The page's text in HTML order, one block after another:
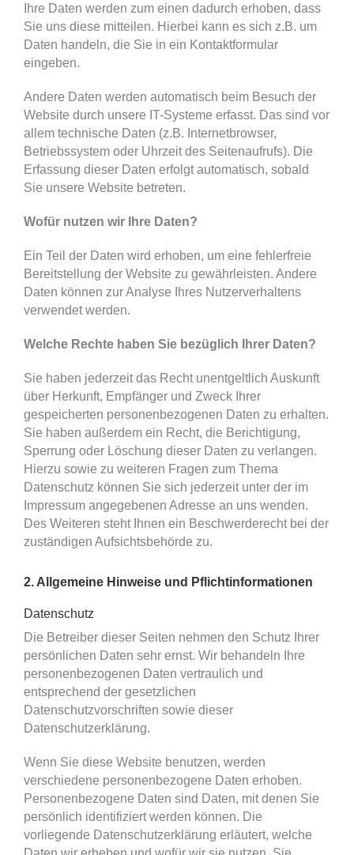
Ihre Daten werden zum einen dadurch erhoben, dass
Sie uns diese mitteilen. Hierbei kann es sich z.B. um
Daten handeln, die Sie in ein Kontaktformular
eingeben.
Andere Daten werden automatisch beim Besuch der
Website durch unsere IT-Systeme erfasst. Das sind vor
allem technische Daten (z.B. Internetbrowser,
Betriebssystem oder Uhrzeit des Seitenaufrufs). Die
Erfassung dieser Daten erfolgt automatisch, sobald
Sie unsere Website betreten.
Wofür nutzen wir Ihre Daten?
Ein Teil der Daten wird erhoben, um eine fehlerfreie
Bereitstellung der Website zu gewährleisten. Andere
Daten können zur Analyse Ihres Nutzerverhaltens
verwendet werden.
Welche Rechte haben Sie bezüglich Ihrer Daten?
Sie haben jederzeit das Recht unentgeltlich Auskunft
über Herkunft, Empfänger und Zweck Ihrer
gespeicherten personenbezogenen Daten zu erhalten.
Sie haben außerdem ein Recht, die Berichtigung,
Sperrung oder Löschung dieser Daten zu verlangen.
Hierzu sowie zu weiteren Fragen zum Thema
Datenschutz können Sie sich jederzeit unter der im
Impressum angegebenen Adresse an uns wenden.
Des Weiteren steht Ihnen ein Beschwerderecht bei der
zuständigen Aufsichtsbehörde zu.
2. Allgemeine Hinweise und Pflichtinformationen
Datenschutz
Die Betreiber dieser Seiten nehmen den Schutz Ihrer
persönlichen Daten sehr ernst. Wir behandeln Ihre
personenbezogenen Daten vertraulich und
entsprechend der gesetzlichen
Datenschutzvorschriften sowie dieser
Datenschutzerklärung.
Wenn Sie diese Website benutzen, werden
verschiedene personenbezogene Daten erhoben.
Personenbezogene Daten sind Daten, mit denen Sie
persönlich identifiziert werden können. Die
vorliegende Datenschutzerklärung erläutert, welche